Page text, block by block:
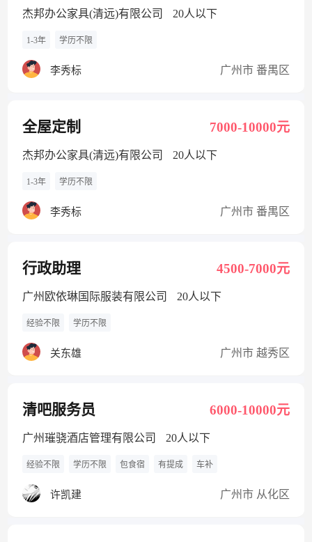
杰邦办公家具(清远)有限公司 20人以下
1-3年 学历不限
李秀标 广州市 番禺区
全屋定制 7000-10000元
杰邦办公家具(清远)有限公司 20人以下
1-3年 学历不限
李秀标 广州市 番禺区
行政助理 4500-7000元
广州欧依琳国际服装有限公司 20人以下
经验不限 学历不限
关东雄 广州市 越秀区
清吧服务员 6000-10000元
广州璀骁酒店管理有限公司 20人以下
经验不限 学历不限 包食宿 有提成 车补
许凯建 广州市 从化区